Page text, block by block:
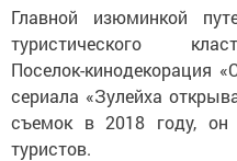
Главной изюминкой
туристического
Поселок-кинодекорация «
сериала «Зулейха
съемок в 2018 году, он
туристов.